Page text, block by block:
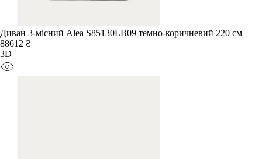
Диван 3-місний Alea S85130LB09 темно-коричневий 220 см
88612 ₴
3D